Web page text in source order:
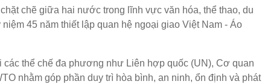
chẽ giữa hai nước trong lĩnh vực văn hóa, thể thao, du
45 năm thiết lập quan hệ ngoại giao Việt Nam - Áo
thể chế đa phương như Liên hợp quốc (UN), Cơ quan
nhằm góp phần duy trì hòa bình, an ninh, ổn định và phát